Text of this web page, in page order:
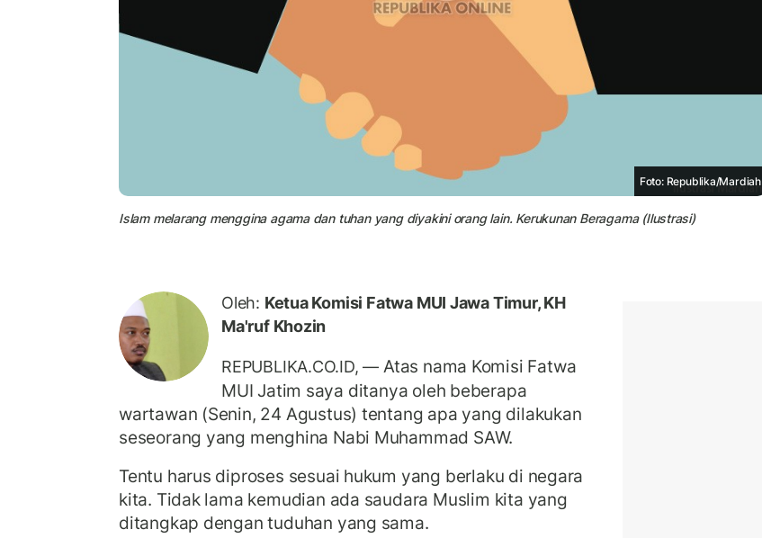
Foto: Republika/Mardiah
Islam melarang menggina agama dan tuhan yang diyakini orang lain. Kerukunan Beragama (Ilustrasi)
Oleh: Ketua Komisi Fatwa MUI Jawa Timur, KH
Ma'ruf Khozin
REPUBLIKA.CO.ID, — Atas nama Komisi Fatwa
MUI Jatim saya ditanya oleh beberapa
wartawan (Senin, 24 Agustus) tentang apa yang dilakukan
seseorang yang menghina Nabi Muhammad SAW.
Tentu harus diproses sesuai hukum yang berlaku di negara
kita. Tidak lama kemudian ada saudara Muslim kita yang
ditangkap dengan tuduhan yang sama.